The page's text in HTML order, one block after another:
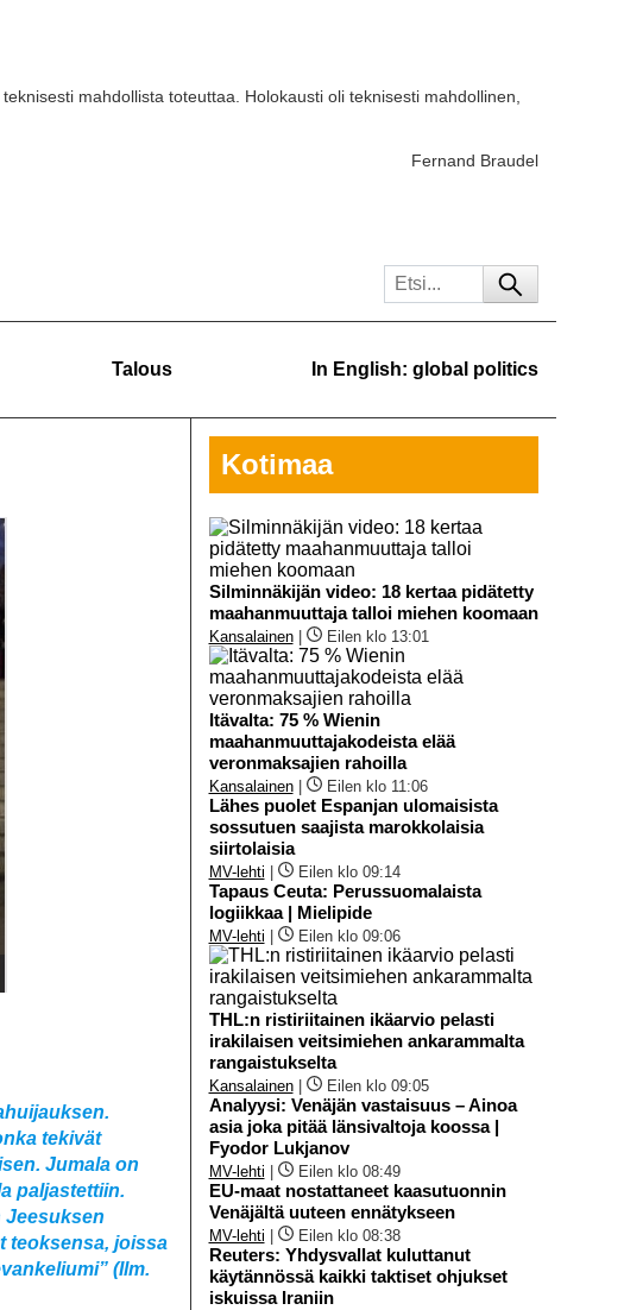
mahdollista toteuttaa. Holokausti oli teknisesti mahdollinen,
Fernand Braudel
Talous In English: global politics
tekivät
Jumala on
paljastettiin.
Jeesuksen
teoksensa, joissa
(Ilm.
Kotimaa
Silminnäkijän video: 18 kertaa pidätetty
maahanmuuttaja talloi miehen koomaan
Kansalainen| Eilen klo 13:01
Itävalta: 75 % Wienin
maahanmuuttajakodeista elää
veronmaksajien rahoilla
Kansalainen| Eilen klo 11:06
Lähes puolet Espanjan ulomaisista
sossutuen saajista marokkolaisia
siirtolaisia
MV-lehti Eilen klo 09:14
Tapaus Ceuta: Perussuomalaista
logiikkaa | Mielipide
MV-lehti Eilen klo 09:06
THL:n ristiriitainen ikäarvio pelasti
irakilaisen veitsimiehen ankarammalta
rangaistukselta
Kansalainen| Eilen klo 09:05
Analyysi: Venäjän vastaisuus – Ainoa
asia joka pitää länsivaltoja koossa |
Fyodor Lukjanov
MV-lehti Eilen klo 08:49
EU-maat nostattaneet kaasutuonnin
Venäjältä uuteen ennätykseen
MV-lehti Eilen klo 08:38
Reuters: Yhdysvallat kuluttanut
käytännössä kaikki taktiset ohjukset
iskuissa Iraniin